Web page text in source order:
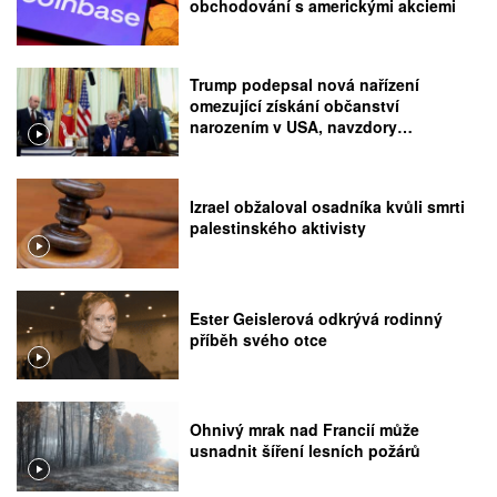
obchodování s americkými akciemi
Trump podepsal nová nařízení
omezující získání občanství
narozením v USA, navzdory
Izrael obžaloval osadníka kvůli smrti
palestinského aktivisty
Ester Geislerová odkrývá rodinný
příběh svého otce
Ohnivý mrak nad Francií může
usnadnit šíření lesních požárů